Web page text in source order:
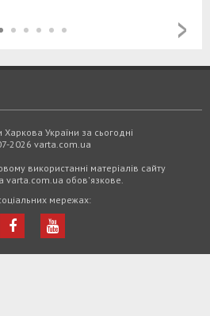
Харкова України за сьогодні
2026 varta.com.ua
використанні матеріалів сайту
varta.com.ua обов'язкове.
мережах: